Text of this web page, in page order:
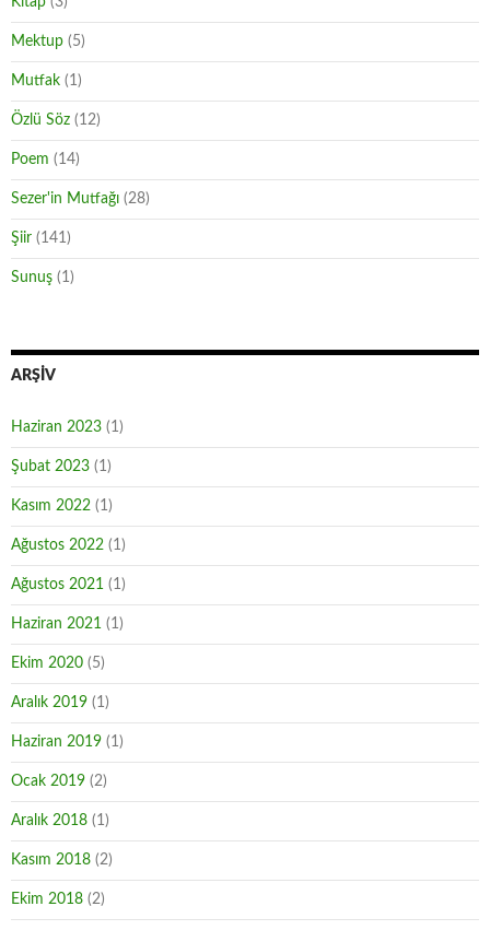
Mektup (5)
Mutfak (1)
Özlü Söz (12)
Poem (14)
Sezer'in Mutfağı (28)
Şiir (141)
Sunuş (1)
ARŞIV
Haziran 2023 (1)
Şubat 2023 (1)
Kasım 2022 (1)
Ağustos 2022 (1)
Ağustos 2021 (1)
Haziran 2021 (1)
Ekim 2020 (5)
Aralık 2019 (1)
Haziran 2019 (1)
Ocak 2019 (2)
Aralık 2018 (1)
Kasım 2018 (2)
Ekim 2018 (2)